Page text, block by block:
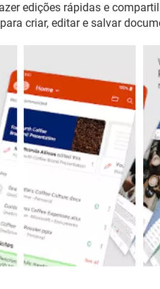
edições rápidas e
criar, editar e salvar